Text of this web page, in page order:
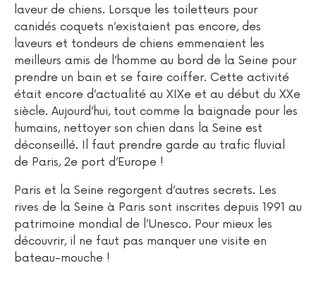
laveur de chiens. Lorsque les toiletteurs pour
canidés coquets n’existaient pas encore, des
laveurs et tondeurs de chiens emmenaient les
meilleurs amis de l’homme au bord de la Seine pour
prendre un bain et se faire coiffer. Cette activité
était encore d’actualité au XIXe et au début du XXe
siècle. Aujourd’hui, tout comme la baignade pour les
humains, nettoyer son chien dans la Seine est
déconseillé. Il faut prendre garde au trafic fluvial
de Paris, 2e port d’Europe !
Paris et la Seine regorgent d’autres secrets. Les
rives de la Seine à Paris sont inscrites depuis 1991 au
patrimoine mondial de l’Unesco. Pour mieux les
découvrir, il ne faut pas manquer une visite en
bateau-mouche !